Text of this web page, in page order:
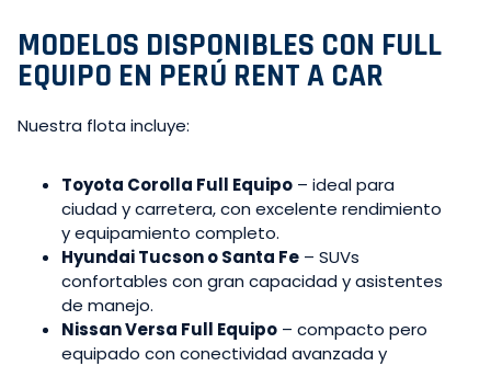
MODELOS DISPONIBLES CON FULL
EQUIPO EN PERÚ RENT A CAR
Nuestra flota incluye:
Toyota Corolla Full Equipo – ideal para
ciudad y carretera, con excelente rendimiento
y equipamiento completo.
Hyundai Tucson o Santa Fe – SUVs
confortables con gran capacidad y asistentes
de manejo.
Nissan Versa Full Equipo – compacto pero
equipado con conectividad avanzada y